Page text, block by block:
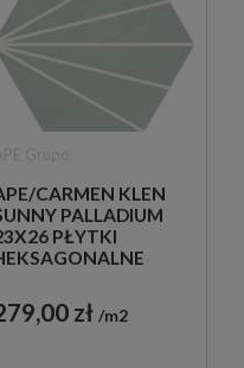
CARMEN KLEN
PALLADIUM
PŁYTKI
zł m2